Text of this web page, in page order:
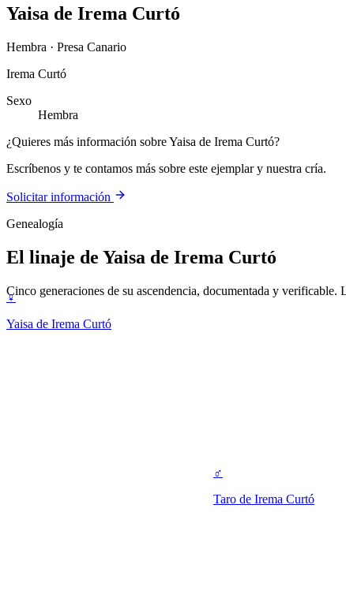
Yaisa de Irema Curtó
Hembra · Presa Canario
Irema Curtó
Sexo
Hembra
¿Quieres más información sobre Yaisa de Irema Curtó?
Escríbenos y te contamos más sobre este ejemplar y nuestra cría.
Solicitar información
Genealogía
El linaje de Yaisa de Irema Curtó
Cinco generaciones de su ascendencia, documentada y
♀
Yaisa de Irema Curtó
♂
Taro de Irema Curtó